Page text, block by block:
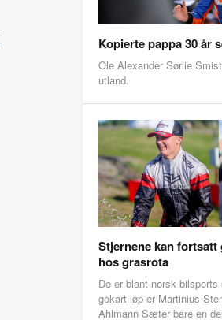
Kopierte pappa 30 år
Ole Alexander Sørlie
utland.
Stjernene kan
hos grasrota
De er blant norsk
gokart-løp er Martinius
Ahlmann Sæter bare en